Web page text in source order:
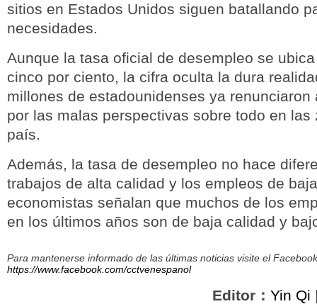
sitios en Estados Unidos siguen batallando
necesidades.
Aunque la tasa oficial de desempleo se
cinco por ciento, la cifra oculta la dura
millones de estadounidenses ya renunciaron
por las malas perspectivas sobre todo en las
país.
Además, la tasa de desempleo no hace
trabajos de alta calidad y los empleos de
economistas señalan que muchos de los
en los últimos años son de baja calidad y
Para mantenerse informado de las últimas noticias visite el
https://www.facebook.com/cctvenespanol
Editor： Yin Qi